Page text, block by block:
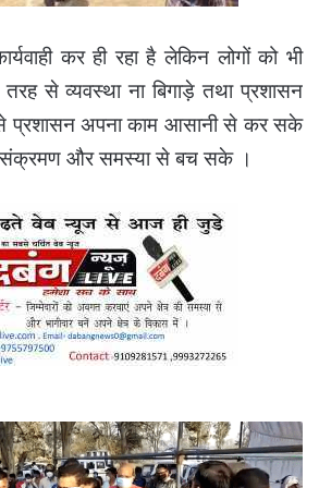
कर ही रहा है लेकिन लोगों को भी
से व्यवस्था ना बिगाड़े तथा प्रशासन
प्रशासन अपना काम आसानी से कर सके
संक्रमण और समस्या से बच सके ।